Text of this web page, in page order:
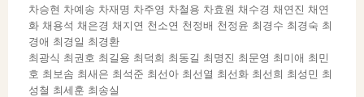
차승현 차예송 차재명 차주영 차철용 차효원 채수경 채연진 채연
화 채용석 채은경 채지연 천소연 천정배 천정윤 최경수 최경숙 최
경애 최경일 최경환
최광식 최권호 최길용 최덕희 최동길 최명진 최문영 최미애 최민
호 최보솜 최새은 최석준 최선아 최선열 최선화 최선희 최성민 최
성철 최세훈 최송실